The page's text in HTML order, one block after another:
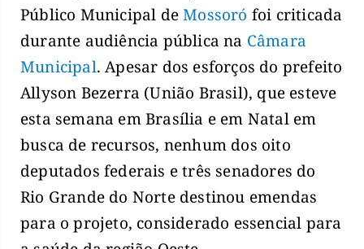
Público Municipal deMossoró foi criticada
durante audiência pública na Câmara
Municipal. Apesar dos esforços do prefeito
Allyson Bezerra (União Brasil), que esteve
esta semana em Brasília e em Natal em
busca de recursos, nenhum dos oito
deputados federais e três senadores do
Rio Grande do Norte destinou emendas
para o projeto, considerado essencial para